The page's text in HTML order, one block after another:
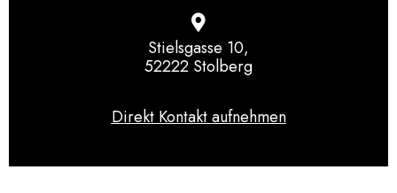
Stielsgasse 10,
52222 Stolberg
Direkt Kontakt aufnehmen